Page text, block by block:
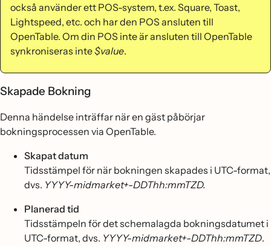
också använder ett POS-system, t.ex. Square, Toast,
Lightspeed, etc. och har den POS ansluten till
OpenTable. Om din POS inte är ansluten till OpenTable
synkroniseras inte$value.
Skapade Bokning
Denna händelse inträffar när en gäst påbörjar
bokningsprocessen via OpenTable.
Skapat datum
Tidsstämpel för när bokningen skapades i UTC-format,
dvs. YYYY-midmarket+-DDThh:mmTZD.
Planerad tid
Tidsstämpeln för det schemalagda bokningsdatumet i
UTC-format, dvs. YYYY-midmarket+-DDThh:mmTZD.